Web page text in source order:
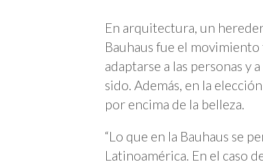
En arquitectura, un
Bauhaus fue el
adaptarse a las personas y
sido. Además, en la
por encima de la belleza.
“Lo que en la Bauhaus se
Latinoamérica. En el caso